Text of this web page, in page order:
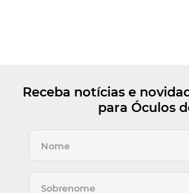
Receba notícias e
para Óculos